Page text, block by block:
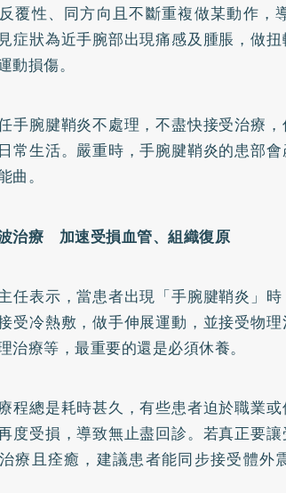
覆性、同方向且不斷重複做某動作，
症狀為近手腕部出現痛感及腫脹，做
動損傷。
手腕腱鞘炎不處理，不盡快接受治療
常生活。嚴重時，手腕腱鞘炎的患部
曲。
治療 加速受損血管、組織復原
任表示，當患者出現「手腕腱鞘炎」
受冷熱敷，做手伸展運動，並接受物
治療等，最重要的還是必須休養。
程總是耗時甚久，有些患者迫於職業
度受損，導致無止盡回診。若真正要
療且痊癒，建議患者能同步接受體外